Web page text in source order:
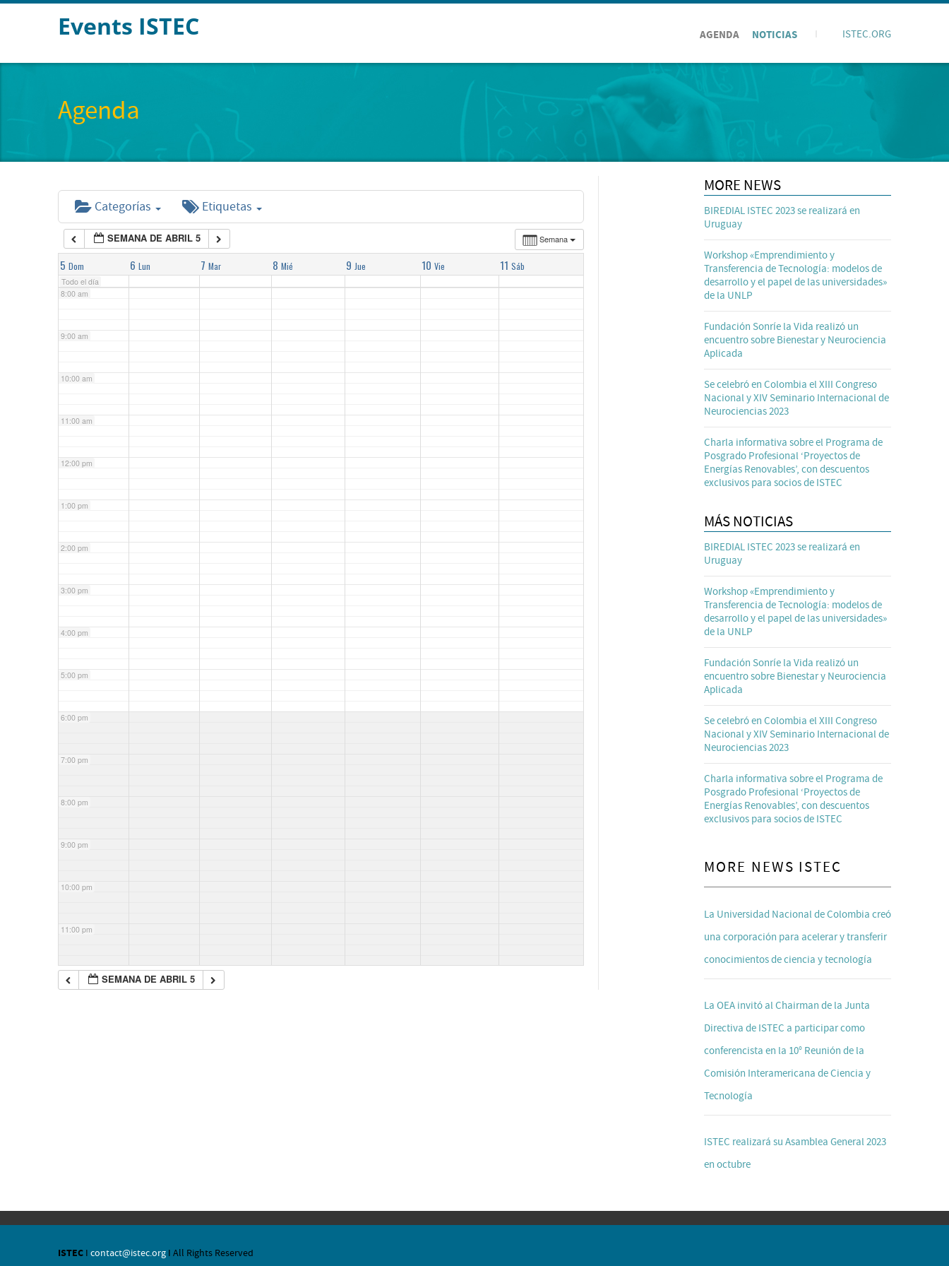
Events ISTEC AGENDA NOTICIAS ISTEC.ORG
Agenda
Categorías Etiquetas
Semana
SEMANA DE ABRIL 5
5 Dom 6 Lun 7 Mar 8 Mié 9 Jue 10 Vie 11 Sáb
Todo el día
4:00 am
6:00 am
7:00 am
8:00 am
9:00 am
10:00 am
11:00 am
12:00 pm
1:00 pm
2:00 pm
3:00 pm
4:00 pm
5:00 pm
6:00 pm
7:00 pm
8:00 pm
9:00 pm
10:00 pm
11:00 pm
SEMANA DE ABRIL 5
MORE NEWS
BIREDIAL ISTEC 2023 se realizará en
Uruguay
Workshop «Emprendimiento y
Transferencia de Tecnología: modelos de
desarrollo y el papel de las universidades»
de la UNLP
Fundación Sonríe la Vida realizó un
encuentro sobre Bienestar y Neurociencia
Aplicada
Se celebró en Colombia el XIII Congreso
Nacional y XIV Seminario Internacional de
Neurociencias 2023
Charla informativa sobre el Programa de
Posgrado Profesional ‘Proyectos de
Energías Renovables’, con descuentos
exclusivos para socios de ISTEC
MÁS NOTICIAS
BIREDIAL ISTEC 2023 se realizará en
Uruguay
Workshop «Emprendimiento y
Transferencia de Tecnología: modelos de
desarrollo y el papel de las universidades»
de la UNLP
Fundación Sonríe la Vida realizó un
encuentro sobre Bienestar y Neurociencia
Aplicada
Se celebró en Colombia el XIII Congreso
Nacional y XIV Seminario Internacional de
Neurociencias 2023
Charla informativa sobre el Programa de
Posgrado Profesional ‘Proyectos de
Energías Renovables’, con descuentos
exclusivos para socios de ISTEC
MORE NEWS ISTEC
La Universidad Nacional de Colombia creó
una corporación para acelerar y transferir
conocimientos de ciencia y tecnología
La OEA invitó al Chairman de la Junta
Directiva de ISTEC a participar como
conferencista en la 10° Reunión de la
Comisión Interamericana de Ciencia y
Tecnología
ISTEC realizará su Asamblea General 2023
en octubre
ISTEC I contact@istec.org I All Rights Reserved